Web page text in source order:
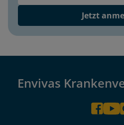
Jetzt
Envivas